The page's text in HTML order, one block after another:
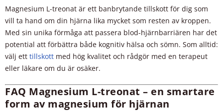
Magnesium L-treonat är ett banbrytande tillskott för dig som
vill ta hand om din hjärna lika mycket som resten av kroppen.
Med sin unika förmåga att passera blod-hjärnbarriären har det
potential att förbättra både kognitiv hälsa och sömn. Som alltid:
välj ett tillskott med hög kvalitet och rådgör med en terapeut
eller läkare om du är osäker.
FAQ Magnesium L-treonat – en smartare
form av magnesium för hjärnan